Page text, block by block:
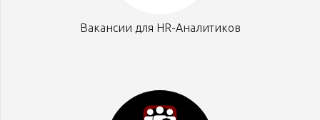
Вакансии для HR-Аналитиков